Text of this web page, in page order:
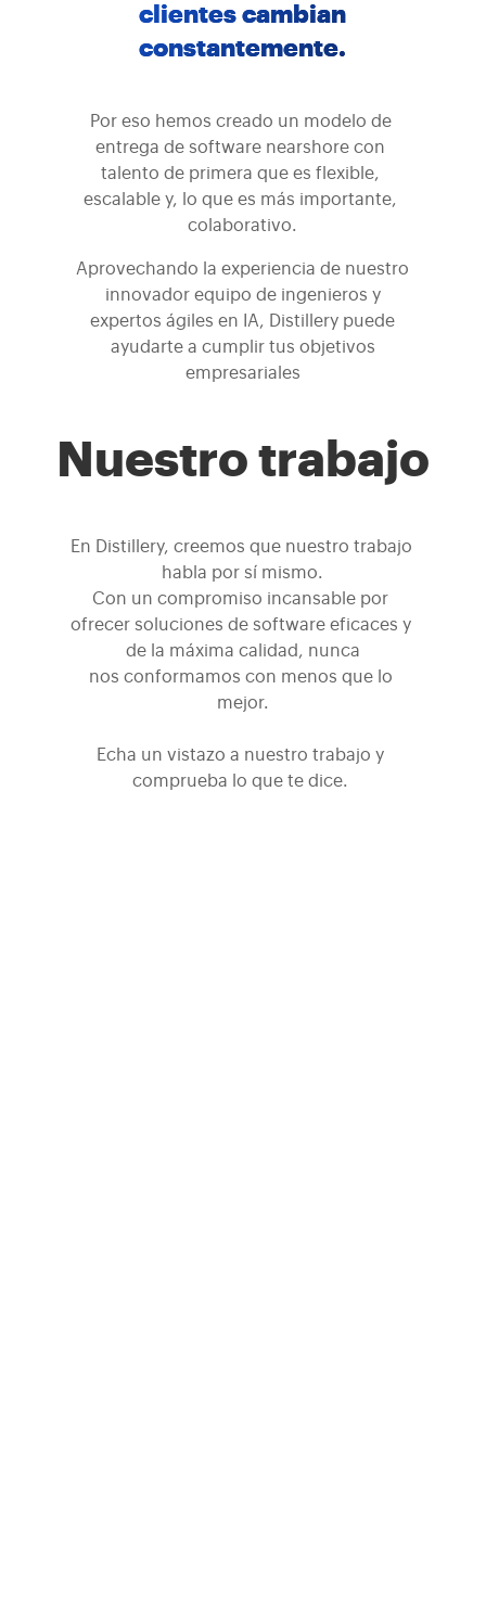
clientes cambian
constantemente.
Por eso hemos creado un modelo de
entrega de software nearshore con
talento de primera que es flexible,
escalable y, lo que es más importante,
colaborativo.
Aprovechando la experiencia de nuestro
innovador equipo de ingenieros y
expertos ágiles en IA, Distillery puede
ayudarte a cumplir tus objetivos
empresariales
Nuestro trabajo
En Distillery, creemos que nuestro trabajo
habla por sí mismo.
Con un compromiso incansable por
ofrecer soluciones de software eficaces y
de la máxima calidad, nunca
nos conformamos con menos que lo
mejor.
Echa un vistazo a nuestro trabajo y